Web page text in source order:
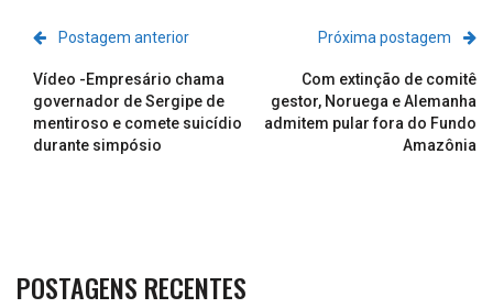
Postagem anterior
Vídeo -Empresário chama
governador de Sergipe de
mentiroso e comete suicídio
durante simpósio
Próxima postagem
Com extinção de comitê
gestor, Noruega e Alemanha
admitem pular fora do Fundo
Amazônia​
POSTAGENS RECENTES